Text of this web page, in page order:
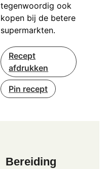
tegenwoordig ook
kopen bij de betere
supermarkten.
Recept
afdrukken
Pin recept
Bereiding